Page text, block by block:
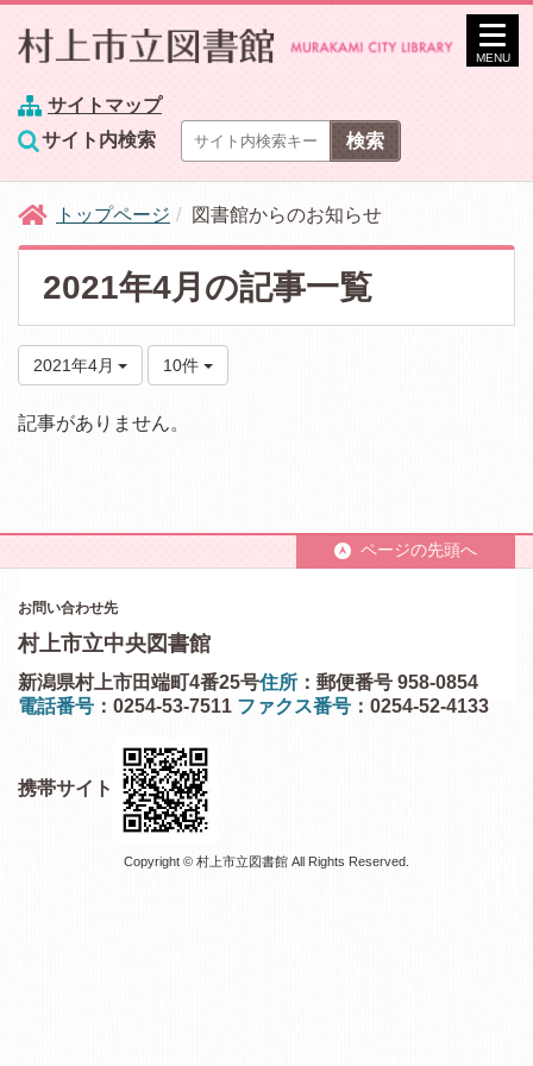
サイトマップ
サイト内検索
MENU
トップページ 図書館からのお知らせ
2021年4月の記事一覧
2021年4月 10件
記事がありません。
ページの先頭へ
お問い合わせ先
村上市立中央図書館
住所 ：郵便番号 958-0854
新潟県村上市田端町4番25号
電話番号 ：0254-53-7511 ファクス番号 ：0254-52-4133
携帯サイト
Copyright © 村上市立図書館 All Rights Reserved.